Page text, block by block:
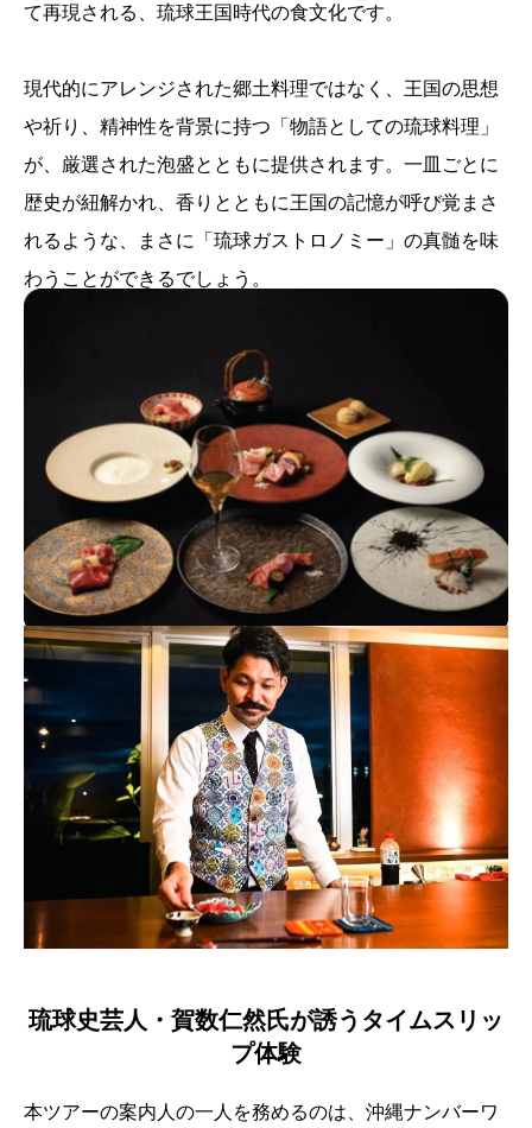
て再現される、琉球王国時代の食文化です。
現代的にアレンジされた郷土料理ではなく、王国の思想
や祈り、精神性を背景に持つ「物語としての琉球料理」
が、厳選された泡盛とともに提供されます。一皿ごとに
歴史が紐解かれ、香りとともに王国の記憶が呼び覚まさ
れるような、まさに「琉球ガストロノミー」の真髄を味
わうことができるでしょう。
琉球史芸人・賀数仁然氏が誘うタイムスリッ
プ体験
本ツアーの案内人の一人を務めるのは、沖縄ナンバーワ